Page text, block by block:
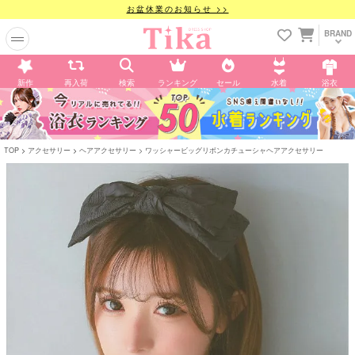
お盆休業のお知らせ >>
BRAND
新作 再入荷 検索 ランキング セール 水着 浴衣
TOP アクセサリー ヘアアクセサリー ワッシャービッグリボンカチューシャヘアアクセサリー